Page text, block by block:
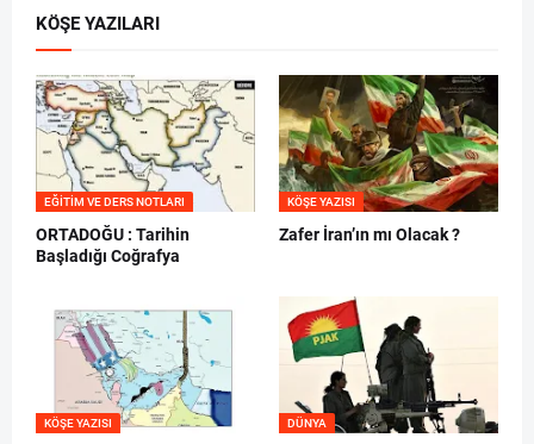
KÖŞE YAZILARI
EĞITIM VE DERS NOTLARI
ORTADOĞU : Tarihin
Başladığı Coğrafya
KÖŞE YAZISI
Zafer İran’ın mı Olacak ?
KÖŞE YAZISI DÜNYA